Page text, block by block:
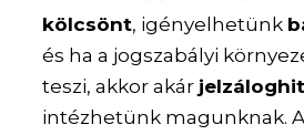
kölcsönt, igényelhetünk
és ha a jogszabályi
teszi, akkor akár
intézhetünk magunknak.